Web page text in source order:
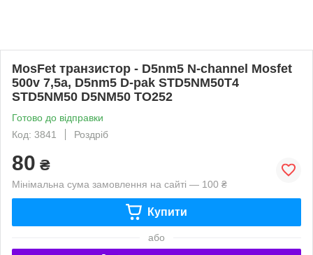
MosFet транзистор - D5nm5 N-channel Mosfet
500v 7,5a, D5nm5 D-pak STD5NM50T4
STD5NM50 D5NM50 TO252
Готово до відправки
Код: 3841
Роздріб
80 ₴
Мінімальна сума замовлення на сайті — 100 ₴
Купити
або